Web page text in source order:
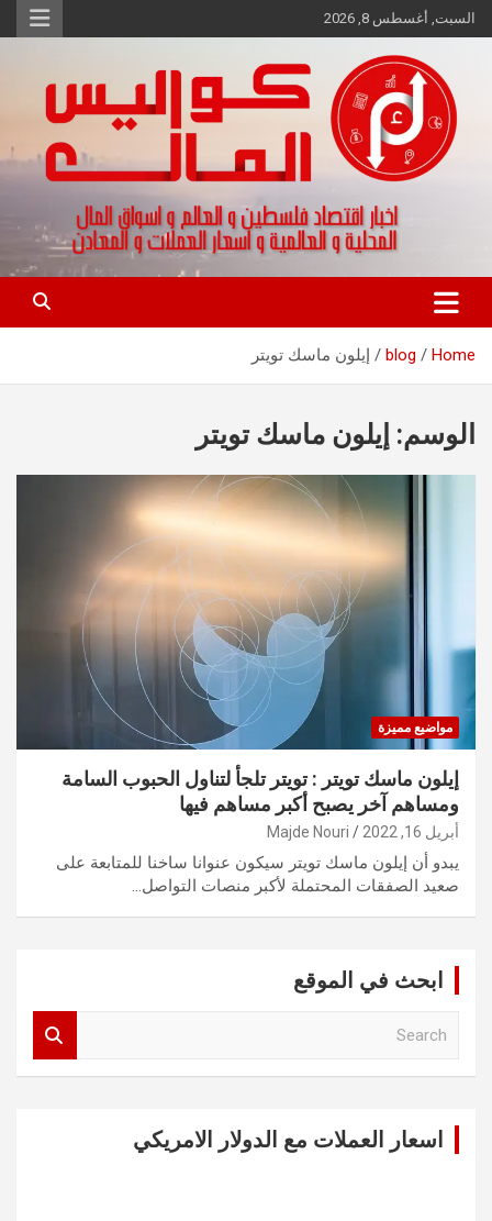
Skip
to
السبت, أغسطس 8, 2026
كواليس المال
اخبار اقتصاد فلسطين و العالم و تقارير اسواق المال و العملات
Home
blog إيلون ماسك تويتر
الوسم: إيلون ماسك تويتر
مواضيع مميزة
إيلون ماسك تويتر : تويتر تلجأ لتناول الحبوب السامة
ومساهم آخر يصبح أكبر مساهم فيها
أبريل 16, 2022 Majde Nouri
يبدو أن إيلون ماسك تويتر سيكون عنوانا ساخنا للمتابعة على
صعيد الصفقات المحتملة لأكبر منصات التواصل…
ابحث في الموقع
اسعار العملات مع الدولار الامريكي